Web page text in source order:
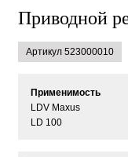
Приводной
Артикул 523000010
Применимость
LDV Maxus
LD 100